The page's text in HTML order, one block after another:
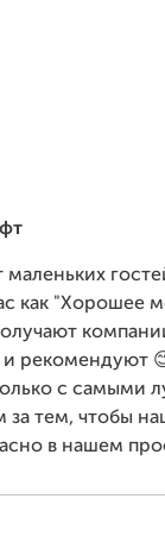
как "Хорошее
и рекомендуют
с самыми
тем, чтобы
в нашем